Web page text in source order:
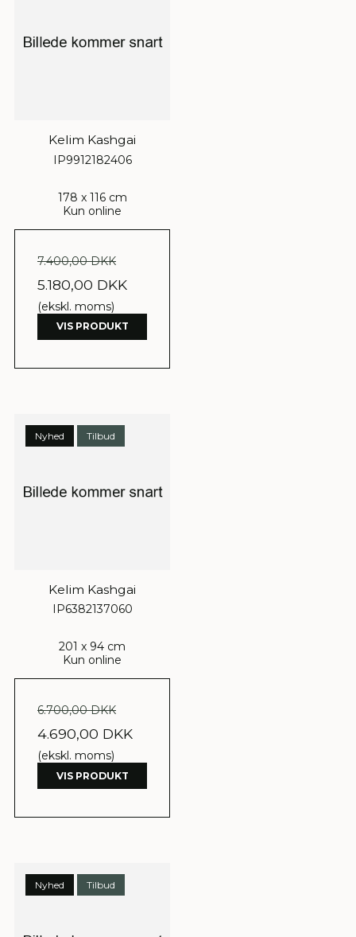
Kelim Kashgai
IP9912182406
178 x 116 cm
Kun online
7.400,00 DKK
5.180,00 DKK
(ekskl. moms)
VIS PRODUKT
Nyhed Tilbud
Kelim Kashgai
IP6382137060
201 x 94 cm
Kun online
6.700,00 DKK
4.690,00 DKK
(ekskl. moms)
VIS PRODUKT
Nyhed Tilbud